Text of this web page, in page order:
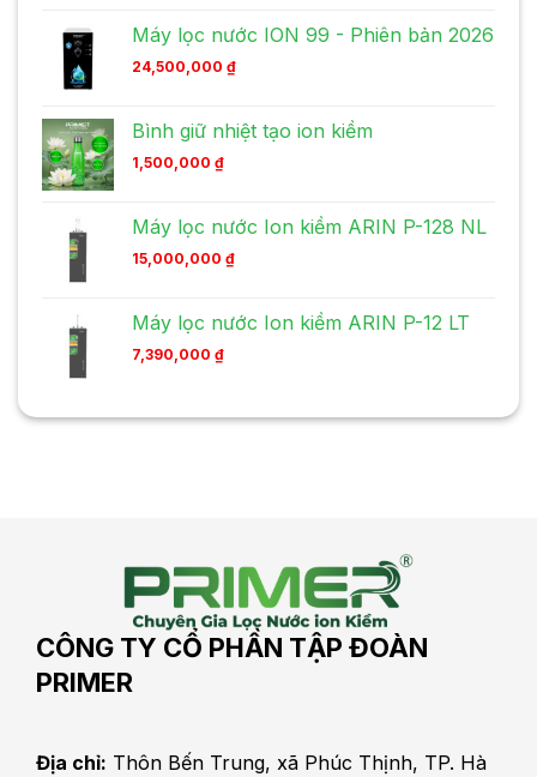
Máy lọc nước ION 99 - Phiên bản 2026
24,500,000 ₫
Bình giữ nhiệt tạo ion kiềm
1,500,000 ₫
Máy lọc nước Ion kiềm ARIN P-128 NL
15,000,000 ₫
Máy lọc nước Ion kiềm ARIN P-12 LT
7,390,000 ₫
CÔNG TY CỔ PHẦN TẬP ĐOÀN
PRIMER
Địa chỉ: Thôn Bến Trung, xã Phúc Thịnh, TP. Hà